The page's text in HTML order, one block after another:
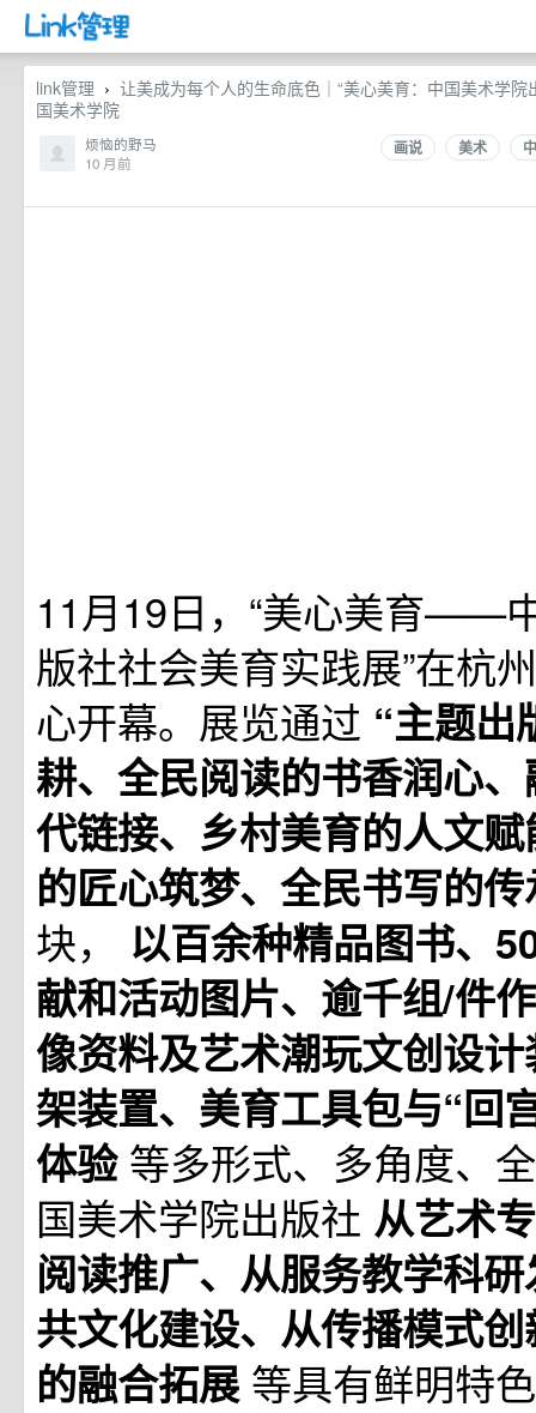
link管理 › 让美成为每个人的生命底色｜“美心美育：中国美术学
国美术学院
画说 美术
烦恼的野马
10 月前
11月19日，“美心美育——
版社社会美育实践展”在杭
心开幕。展览通过 “主题出
耕、全民阅读的书香润心
代链接、乡村美育的人文
的匠心筑梦、全民书写的
块， 以百余种精品图书、
献和活动图片、逾千组/件
像资料及艺术潮玩文创设
架装置、美育工具包与“回
体验 等多形式、多角度、
国美术学院出版社 从艺术
阅读推广、从服务教学科
共文化建设、从传播模式
的融合拓展 等具有鲜明特